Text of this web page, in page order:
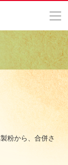
粉から、合併さ